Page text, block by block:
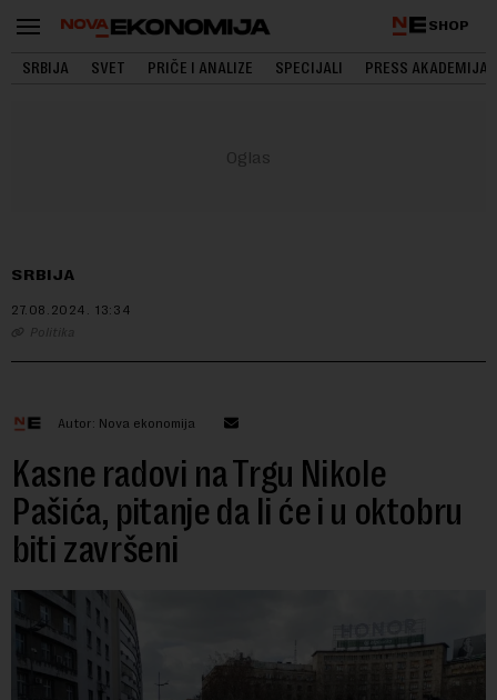
SHOP
SRBIJA SVET PRIČE I ANALIZE SPECIJALI PRESS AKADEMIJA
SRBIJA
27.08.2024. 13:34
Politika
Autor: Nova ekonomija
Kasne radovi na Trgu Nikole
Pašića, pi­ta­nje da li će i u ok­to­bru
bi­ti za­vr­še­ni